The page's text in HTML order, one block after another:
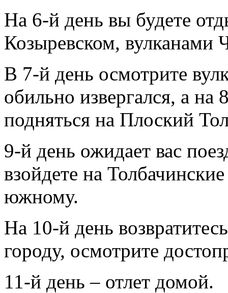
На 6-й день вы будете
Козыревском, вулканами
В 7-й день осмотрите
обильно извергался, а
подняться на Плоский
9-й день ожидает вас
взойдете на
южному.
На 10-й день
городу, осмотрите
11-й день – отлет домой.